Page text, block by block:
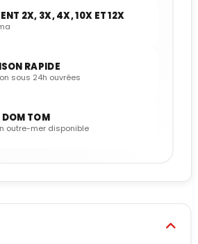
2X, 3X, 4X, 10X ET 12X
RAPIDE
sous 24h ouvrées
DOM TOM
outre-mer disponible